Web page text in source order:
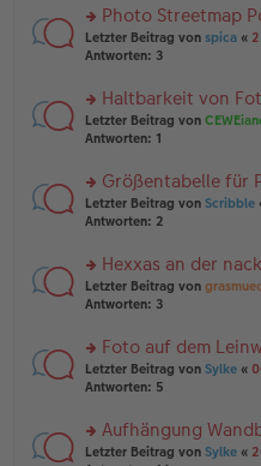
gB
ei
tr
g
n
g
el
e
n
er
tr
a
g
rs
te
n
g
el
e
n
er
tr
a
g
Photo Streetmap
Letzter Beitrag von spica «
Antworten: 3
rs
te
n
g
el
e
n
er
tr
a
g
Haltbarkeit von
Letzter Beitrag von
Antworten: 1
rs
te
n
g
el
e
n
er
tr
a
Größentabelle für
Letzter Beitrag von Scribble
Antworten: 2
rs
te
n
g
el
e
n
Hexxas an der
Letzter Beitrag von
Antworten: 3
rs
te
n
g
Foto auf dem
Letzter Beitrag von Sylke «
Antworten: 5
rs
Aufhängung
Letzter Beitrag von Sylke «